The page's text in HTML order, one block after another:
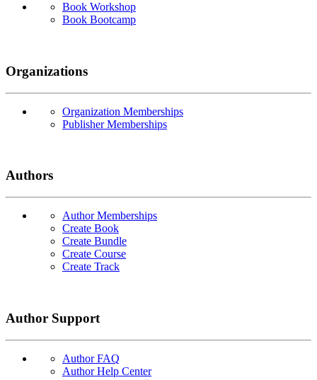
Book Workshop
Book Bootcamp
Organizations
Organization Memberships
Publisher Memberships
Authors
Author Memberships
Create Book
Create Bundle
Create Course
Create Track
Author Support
Author FAQ
Author Help Center